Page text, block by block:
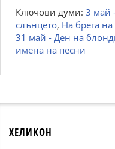
Ключови думи: 3 май
слънцето, На брега
31 май - Ден на
имена на песни
ХЕЛИКОН